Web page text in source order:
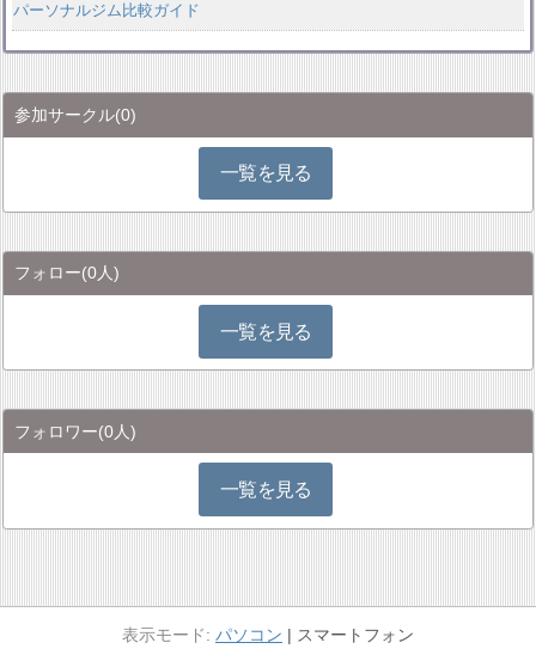
パーソナルジム比較ガイド
参加サークル(0)
一覧を見る
フォロー(0人)
一覧を見る
フォロワー(0人)
一覧を見る
パソコン スマートフォン